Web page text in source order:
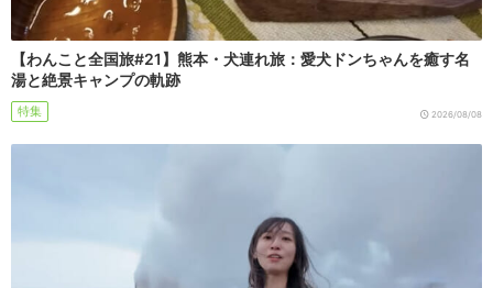
【わんこと全国旅#21】熊本・犬連れ旅：愛犬ドンちゃんを癒す名
湯と絶景キャンプの軌跡
特集 2026/08/08